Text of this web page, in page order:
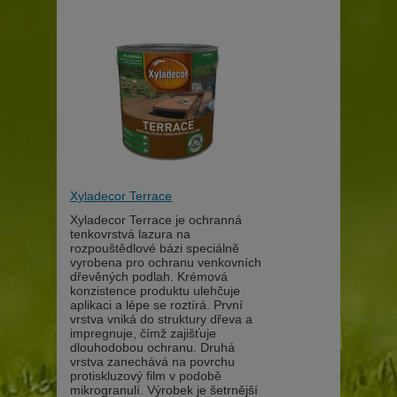
Xyladecor Terrace
Xyladecor Terrace je ochranná
tenkovrstvá lazura na
rozpouštědlové bázi speciálně
vyrobena pro ochranu venkovních
dřevěných podlah. Krémová
konzistence produktu ulehčuje
aplikaci a lépe se roztírá. První
vrstva vniká do struktury dřeva a
impregnuje, čímž zajišťuje
dlouhodobou ochranu. Druhá
vrstva zanechává na povrchu
protiskluzový film v podobě
mikrogranulí. Výrobek je šetrnější